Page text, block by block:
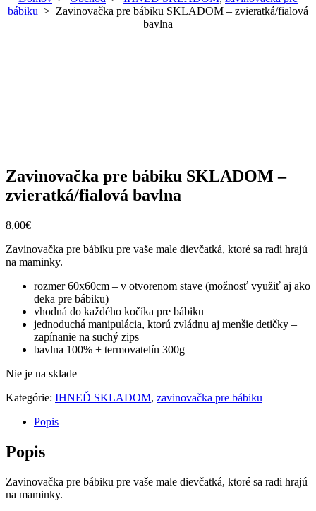
bábiku > Zavinovačka pre bábiku SKLADOM – zvieratká/fialová
bavlna
Zavinovačka pre bábiku SKLADOM –
zvieratká/fialová bavlna
8,00€
Zavinovačka pre bábiku pre vaše male dievčatká, ktoré sa radi hrajú
na maminky.
rozmer 60x60cm – v otvorenom stave (možnosť využiť aj ako
deka pre bábiku)
vhodná do každého kočíka pre bábiku
jednoduchá manipulácia, ktorú zvládnu aj menšie detičky –
zapínanie na suchý zips
bavlna 100% + termovatelín 300g
Nie je na sklade
Kategórie: IHNEĎ SKLADOM, zavinovačka pre bábiku
Popis
Popis
Zavinovačka pre bábiku pre vaše male dievčatká, ktoré sa radi hrajú
na maminky.